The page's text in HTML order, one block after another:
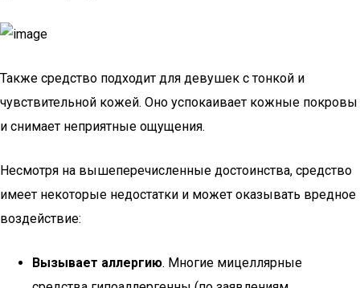
Также средство подходит для девушек с тонкой и
чувствительной кожей. Оно успокаивает кожные покровы
и снимает неприятные ощущения.
Несмотря на вышеперечисленные достоинства, средство
имеет некоторые недостатки и может оказывать вредное
воздействие:
Вызывает аллергию. Многие мицеллярные